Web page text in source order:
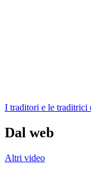
I traditori e le traditrici
Dal web
Altri video